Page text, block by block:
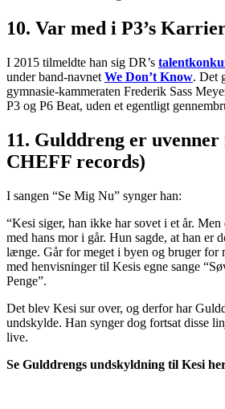
10. Var med i P3’s
I 2015 tilmeldte han sig DR’s
under band-navnet We Don’t Know. Det
gymnasie-kammeraten Frederik Sass
P3 og P6 Beat, uden et egentligt
11. Gulddreng er uvenner
CHEFF records)
I sangen “Se Mig Nu” synger han:
“Kesi siger, han ikke har sovet i et år. Men
med hans mor i går. Hun sagde, at han er
længe. Går for meget i byen og bruger for
med henvisninger til Kesis egne sange
Penge”.
Det blev Kesi sur over, og derfor har
undskylde. Han synger dog fortsat disse
live.
Se Gulddrengs undskyldning til Kesi